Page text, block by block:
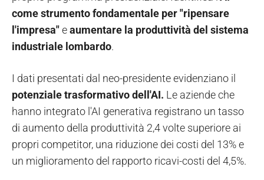
come strumento fondamentale per "ripensare
l'impresa"eaumentare la produttività del sistema
industriale lombardo.
I dati presentati dal neo-presidente evidenziano il
potenziale trasformativo dell'AI. Le aziende che
hanno integrato l'AI generativa registrano un tasso
di aumento della produttività 2,4 volte superiore ai
propri competitor, una riduzione dei costi del 13% e
un miglioramento del rapporto ricavi-costi del 4,5%.